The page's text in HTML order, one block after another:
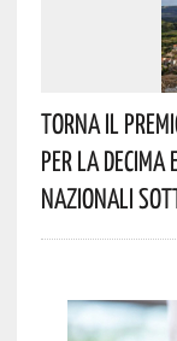
Torna Il
Per La
Nazionali